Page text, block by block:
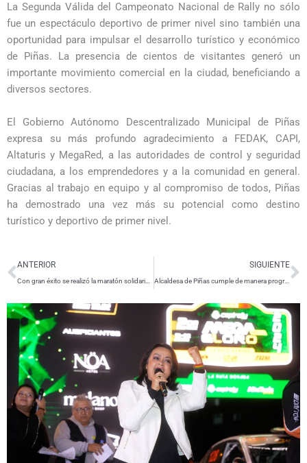
La Segunda Válida del Campeonato Nacional de Rally no sólo
fue un espectáculo deportivo de primer nivel sino también una
oportunidad para impulsar el desarrollo turístico y económico
de Piñas. La presencia de cientos de visitantes generó un
importante movimiento comercial en la ciudad, beneficiando a
diversos sectores.
El Gobierno Autónomo Descentralizado Municipal de Piñas
expresa su más profundo agradecimiento a FEDAK, CAPI,
Altaturis y MegaRed, a las autoridades de control y seguridad
ciudadana, a los emprendedores y a la comunidad en general.
Gracias al trabajo en equipo y al compromiso de todos, Piñas
ha demostrado una vez más su potencial como destino
turístico y deportivo de primer nivel.
ANTERIOR
Con gran éxito se realizó la maratón solidaria «Juntos venceremos la Desnutrición Crónica Infantil»
SIGUIENTE
Alcaldesa de Piñas cumple de manera progresiva su compromiso con la vialidad cantonal e inicia trabajos de remediación vial tras el Campeonato Nacional de Rally